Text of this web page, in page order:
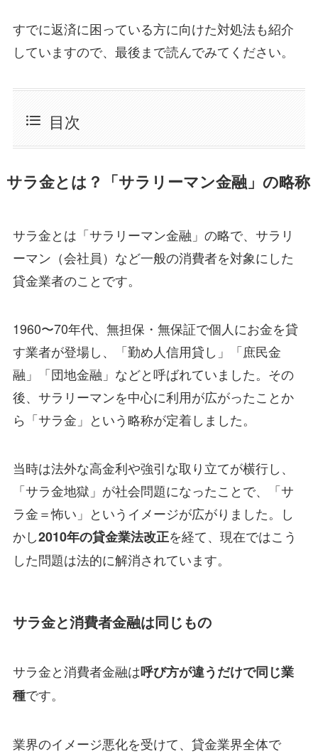
すでに返済に困っている方に向けた対処法も紹介
していますので、最後まで読んでみてください。
目次
サラ金とは？「サラリーマン金融」の略称
サラ金とは「サラリーマン金融」の略で、サラリ
ーマン（会社員）など一般の消費者を対象にした
貸金業者のことです。
1960〜70年代、無担保・無保証で個人にお金を貸
す業者が登場し、「勤め人信用貸し」「庶民金
融」「団地金融」などと呼ばれていました。その
後、サラリーマンを中心に利用が広がったことか
ら「サラ金」という略称が定着しました。
当時は法外な高金利や強引な取り立てが横行し、
「サラ金地獄」が社会問題になったことで、「サ
ラ金＝怖い」というイメージが広がりました。し
かし2010年の貸金業法改正を経て、現在ではこう
した問題は法的に解消されています。
サラ金と消費者金融は同じもの
サラ金と消費者金融は呼び方が違うだけで同じ業
種です。
業界のイメージ悪化を受けて、貸金業界全体で